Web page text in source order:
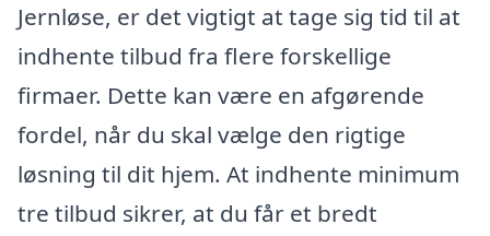
Jernløse, er det vigtigt at tage sig tid til at
indhente tilbud fra flere forskellige
firmaer. Dette kan være en afgørende
fordel, når du skal vælge den rigtige
løsning til dit hjem. At indhente minimum
tre tilbud sikrer, at du får et bredt